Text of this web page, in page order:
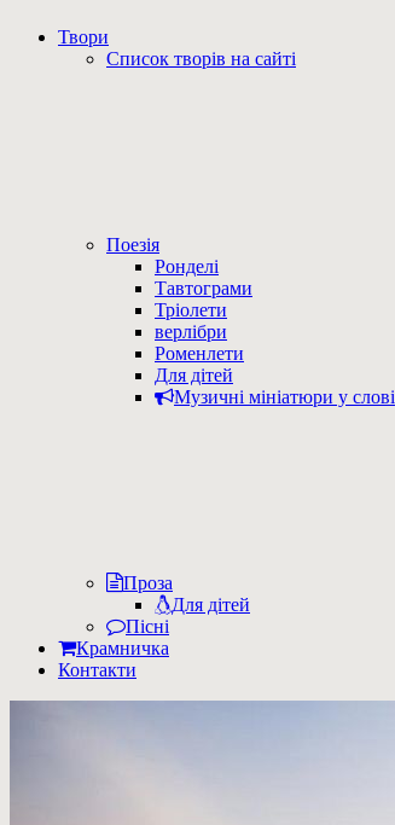
Твори
Список творів на сайті
Поезія
Ронделі
Тавтограми
Тріолети
верлібри
Роменлети
Для дітей
Музичні мініатюри у слові
Проза
Для дітей
Пісні
Крамничка
Контакти